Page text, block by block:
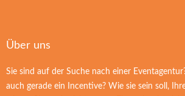
Über uns
Sie sind auf der Suche nach einer
auch gerade ein Incentive? Wie sie sein soll,